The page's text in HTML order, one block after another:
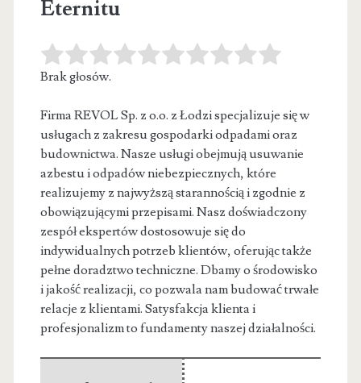
Eternitu
Brak głosów.
Firma REVOL Sp. z o.o. z Łodzi specjalizuje się w
usługach z zakresu gospodarki odpadami oraz
budownictwa. Nasze usługi obejmująusuwanie
azbestu i odpadów niebezpiecznych, które
realizujemy z najwyższą starannością i zgodnie z
obowiązującymi przepisami. Nasz doświadczony
zespół ekspertów dostosowuje się do
indywidualnych potrzeb klientów, oferując także
pełne doradztwo techniczne. Dbamy o środowisko
i jakość realizacji, co pozwala nam budować trwałe
relacje z klientami. Satysfakcja klienta i
profesjonalizm to fundamenty naszej działalności.